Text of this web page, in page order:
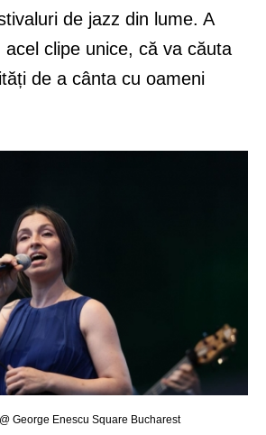
de jazz din lume. A
clipe unice, că va căuta
de a cânta cu oameni
George Enescu Square Bucharest